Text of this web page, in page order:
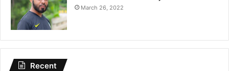
March 26, 2022
Recent